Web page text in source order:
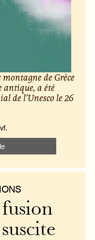
de Grèce
antique, a été
de l’Unesco le 26